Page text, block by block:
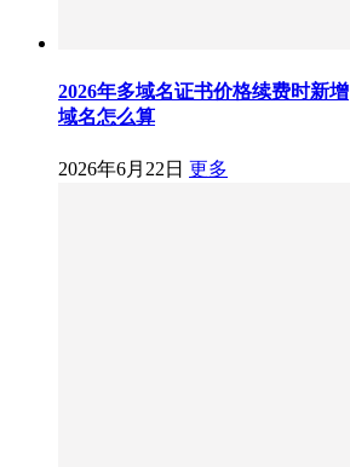
2026年多域名证书价格续费时新增
域名怎么算
2026年6月22日 更多